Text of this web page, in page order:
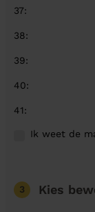
37:
38:
39:
40:
41:
Ik weet de
3 Kies